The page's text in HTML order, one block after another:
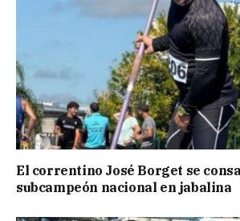
El correntino José Borget se
subcampeón nacional en jabalina